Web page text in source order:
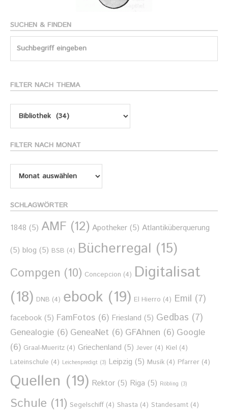
SUCHEN & FINDEN
Search
FILTER NACH THEMA
Filter
FILTER NACH MONAT
Filter
nach
Monat
SCHLAGWÖRTER
1848 (5) AMF (12) Apotheker (5) Atlantiküberquerung
(5) blog (5) BSB (4) Bücherregal (15)
Compgen (10) Concepcion (4) Digitalisat
(18) DNB (4) ebook (19) El Hierro (4) Emil (7)
facebook (5) FamFotos (6) Friesland (5) Gedbas (7)
Genealogie (6) GeneaNet (6) GFAhnen (6) Google
(6) Graal-Mueritz (4) Griechenland (5) Jever (4) Kiel (4)
Lateinschule (4) Leichenpredigt (3) Leipzig (5) Musik (4) Pfarrer (4)
Quellen (19) Rektor (5) Riga (5) Röbling (3)
Schule (11) Segelschiff (4) Shasta (4) Standesamt (4)